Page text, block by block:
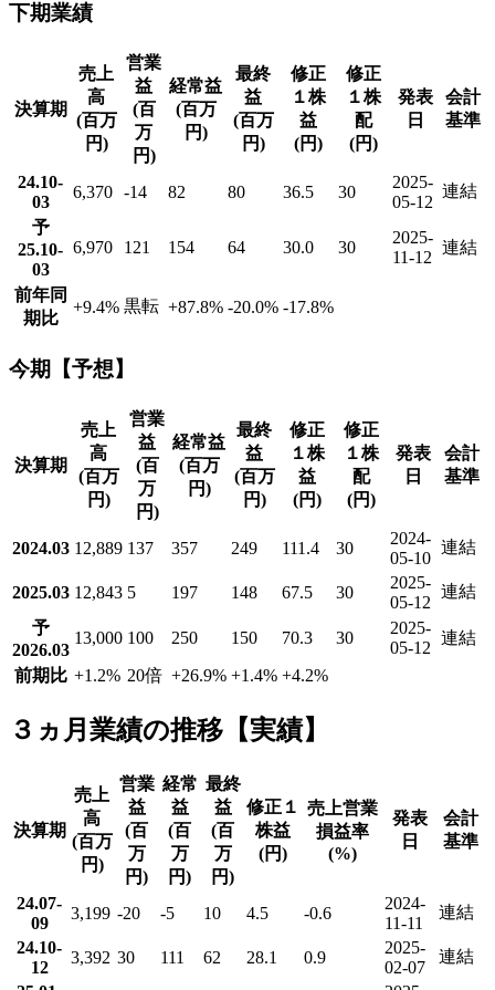
下期業績
決算期
売上
高
(百万
円)
営業
益
(百
万
円)
経常益
(百万
円)
最終
益
(百万
円)
修正
１株
益
(円)
修正
１株
配
(円)
発表
日
会計
基準
24.10-
03
6,370 -14 82 80 36.5 30
2025-
05-12
連結
予
25.10-
03
6,970 121 154 64 30.0 30
2025-
11-12
連結
前年同
期比
+9.4% 黒転 +87.8% -20.0% -17.8%
今期【予想】
決算期
売上
高
(百万
円)
営業
益
(百
万
円)
経常益
(百万
円)
最終
益
(百万
円)
修正
１株
益
(円)
修正
１株
配
(円)
発表
日
会計
基準
2024.03 12,889 137 357 249 111.4 30
2024-
05-10
連結
2025.03 12,843 5 197 148 67.5 30
2025-
05-12
連結
予
2026.03
13,000 100 250 150 70.3 30
2025-
05-12
連結
前期比 +1.2% 20倍 +26.9% +1.4% +4.2%
３ヵ月業績の推移【実績】
決算期
売上
高
(百万
円)
営業
益
(百
万
円)
経常
益
(百
万
円)
最終
益
(百
万
円)
修正１
株益
(円)
売上営業
損益率
(%)
発表
日
会計
基準
24.07-
09
3,199 -20 -5 10 4.5 -0.6
2024-
11-11
連結
24.10-
12
3,392 30 111 62 28.1 0.9
2025-
02-07
連結